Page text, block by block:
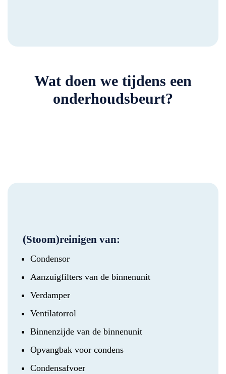
Wat doen we tijdens een
onderhoudsbeurt?
(Stoom)reinigen van:
Condensor
Aanzuigfilters van de binnenunit
Verdamper
Ventilatorrol
Binnenzijde van de binnenunit
Opvangbak voor condens
Condensafvoer